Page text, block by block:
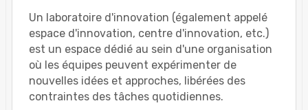
Un laboratoire d'innovation (également appelé
espace d'innovation, centre d'innovation, etc.)
est un espace dédié au sein d'une organisation
où les équipes peuvent expérimenter de
nouvelles idées et approches, libérées des
contraintes des tâches quotidiennes.